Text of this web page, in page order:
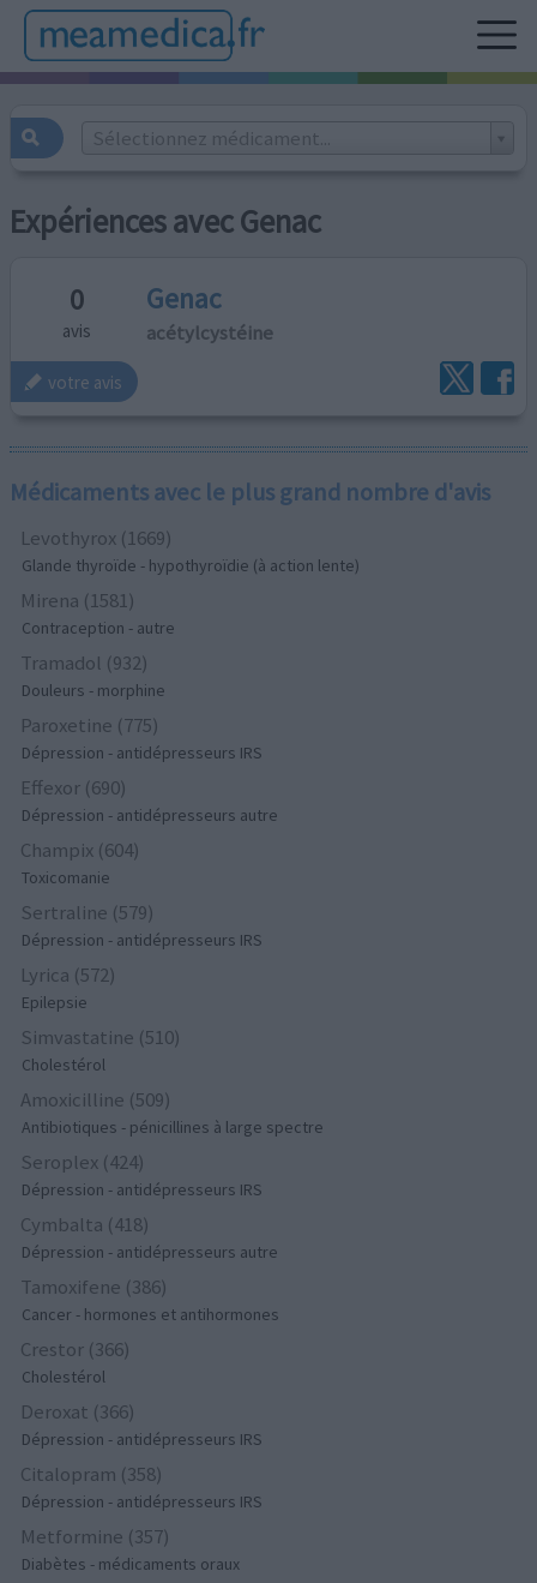
Sélectionnez médicament...
Expériences avec Genac
0
avis
Genac
acétylcystéine
votre avis
Médicaments avec le plus grand nombre d'avis
Levothyrox (1669)
Glande thyroïde - hypothyroïdie (à action lente)
Mirena (1581)
Contraception - autre
Tramadol (932)
Douleurs - morphine
Paroxetine (775)
Dépression - antidépresseurs IRS
Effexor (690)
Dépression - antidépresseurs autre
Champix (604)
Toxicomanie
Sertraline (579)
Dépression - antidépresseurs IRS
Lyrica (572)
Epilepsie
Simvastatine (510)
Cholestérol
Amoxicilline (509)
Antibiotiques - pénicillines à large spectre
Seroplex (424)
Dépression - antidépresseurs IRS
Cymbalta (418)
Dépression - antidépresseurs autre
Tamoxifene (386)
Cancer - hormones et antihormones
Crestor (366)
Cholestérol
Deroxat (366)
Dépression - antidépresseurs IRS
Citalopram (358)
Dépression - antidépresseurs IRS
Metformine (357)
Diabètes - médicaments oraux